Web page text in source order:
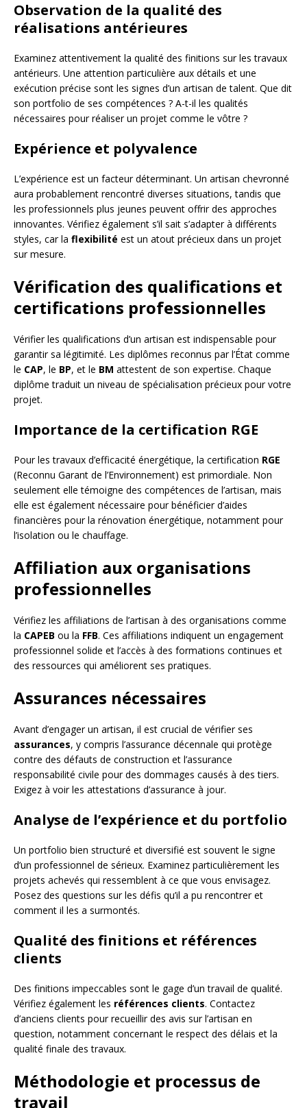
Observation de la qualité des
réalisations antérieures
Examinez attentivement la qualité des finitions sur les travaux
antérieurs. Une attention particulière aux détails et une
exécution précise sont les signes d’un artisan de talent. Que dit
son portfolio de ses compétences ? A-t-il les qualités
nécessaires pour réaliser un projet comme le vôtre ?
Expérience et polyvalence
L’expérience est un facteur déterminant. Un artisan chevronné
aura probablement rencontré diverses situations, tandis que
les professionnels plus jeunes peuvent offrir des approches
innovantes. Vérifiez également s’il sait s’adapter à différents
styles, car la flexibilité est un atout précieux dans un projet
sur mesure.
Vérification des qualifications et
certifications professionnelles
Vérifier les qualifications d’un artisan est indispensable pour
garantir sa légitimité. Les diplômes reconnus par l’État comme
le CAP, le BP, et le BM attestent de son expertise. Chaque
diplôme traduit un niveau de spécialisation précieux pour votre
projet.
Importance de la certification RGE
Pour les travaux d’efficacité énergétique, la certification RGE
(Reconnu Garant de l’Environnement) est primordiale. Non
seulement elle témoigne des compétences de l’artisan, mais
elle est également nécessaire pour bénéficier d’aides
financières pour la rénovation énergétique, notamment pour
l’isolation ou le chauffage.
Affiliation aux organisations
professionnelles
Vérifiez les affiliations de l’artisan à des organisations comme
la CAPEB ou la FFB. Ces affiliations indiquent un engagement
professionnel solide et l’accès à des formations continues et
des ressources qui améliorent ses pratiques.
Assurances nécessaires
Avant d’engager un artisan, il est crucial de vérifier ses
assurances, y compris l’assurance décennale qui protège
contre des défauts de construction et l’assurance
responsabilité civile pour des dommages causés à des tiers.
Exigez à voir les attestations d’assurance à jour.
Analyse de l’expérience et du portfolio
Un portfolio bien structuré et diversifié est souvent le signe
d’un professionnel de sérieux. Examinez particulièrement les
projets achevés qui ressemblent à ce que vous envisagez.
Posez des questions sur les défis qu’il a pu rencontrer et
comment il les a surmontés.
Qualité des finitions et références
clients
Des finitions impeccables sont le gage d’un travail de qualité.
Vérifiez également les références clients. Contactez
d’anciens clients pour recueillir des avis sur l’artisan en
question, notamment concernant le respect des délais et la
qualité finale des travaux.
Méthodologie et processus de
travail